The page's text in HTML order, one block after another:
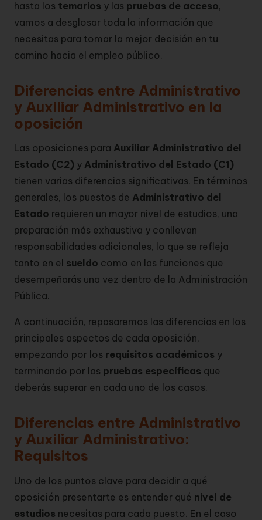
hasta los temarios y las pruebas de acceso,
vamos a desglosar toda la información que
necesitas para tomar la mejor decisión en tu
camino hacia el empleo público.
Diferencias entre Administrativo
y Auxiliar Administrativo en la
oposición
Las oposiciones para Auxiliar Administrativo del
Estado (C2) y Administrativo del Estado (C1)
tienen varias diferencias significativas. En términos
generales, los puestos de Administrativo del
Estado requieren un mayor nivel de estudios, una
preparación más exhaustiva y conllevan
responsabilidades adicionales, lo que se refleja
tanto en el sueldo como en las funciones que
desempeñarás una vez dentro de la Administración
Pública.
A continuación, repasaremos las diferencias en los
principales aspectos de cada oposición,
empezando por los requisitos académicos y
terminando por las pruebas específicas que
deberás superar en cada uno de los casos.
Diferencias entre Administrativo
y Auxiliar Administrativo:
Requisitos
Uno de los puntos clave para decidir a qué
oposición presentarte es entender qué nivel de
estudios necesitas para cada puesto. En el caso